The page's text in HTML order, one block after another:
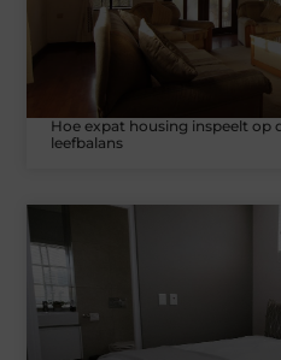
Hoe expat housing inspeelt op
leefbalans